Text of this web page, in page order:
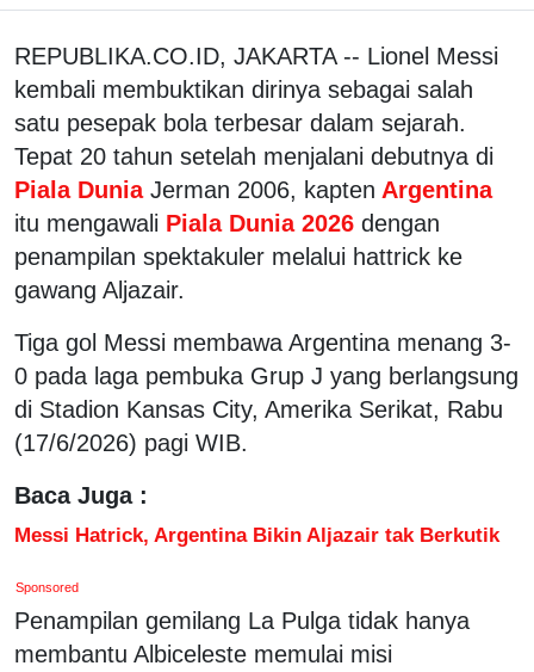
REPUBLIKA.CO.ID, JAKARTA -- Lionel Messi
kembali membuktikan dirinya sebagai salah
satu pesepak bola terbesar dalam sejarah.
Tepat 20 tahun setelah menjalani debutnya di
Piala Dunia Jerman 2006, kapten Argentina
itu mengawali Piala Dunia 2026 dengan
penampilan spektakuler melalui hattrick ke
gawang Aljazair.
Tiga gol Messi membawa Argentina menang 3-
0 pada laga pembuka Grup J yang berlangsung
di Stadion Kansas City, Amerika Serikat, Rabu
(17/6/2026) pagi WIB.
Baca Juga :
Messi Hatrick, Argentina Bikin Aljazair tak Berkutik
Sponsored
Penampilan gemilang La Pulga tidak hanya
membantu Albiceleste memulai misi